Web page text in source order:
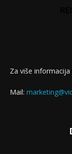
Za više
Mail: